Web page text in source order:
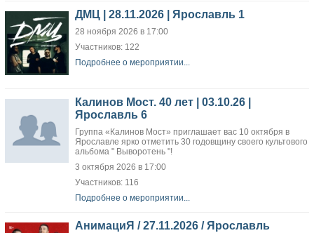
ДМЦ | 28.11.2026 | Ярославль 1
28 ноября 2026 в 17:00
Участников: 122
Подробнее о мероприятии...
Калинов Мост. 40 лет | 03.10.26 |
Ярославль 6
Группа «Калинов Мост» приглашает вас 10 октября в
Ярославле ярко отметить 30 годовщину своего культового
альбома " Выворотень "!
3 октября 2026 в 17:00
Участников: 116
Подробнее о мероприятии...
АнимациЯ / 27.11.2026 / Ярославль